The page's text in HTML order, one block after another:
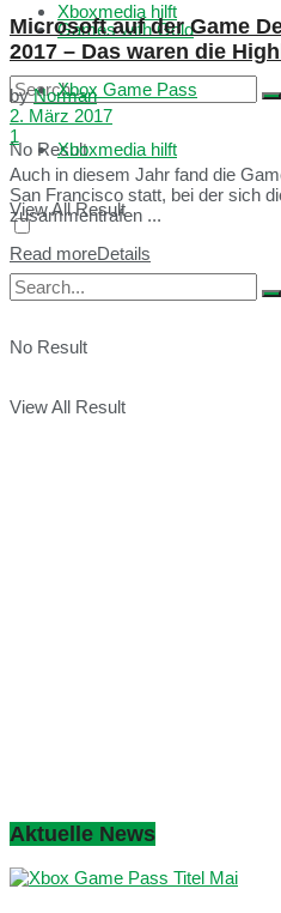
Xboxmedia hilft
No Result
View All Result
Games with Gold
Xbox Game Pass
Xboxmedia hilft
No Result
View All Result
Microsoft auf der Game
2017 – Das waren die
by Norman
2. März 2017
1
Auch in diesem Jahr fand die
San Francisco statt, bei der sich
zusammentrafen ...
Read moreDetails
Aktuelle News